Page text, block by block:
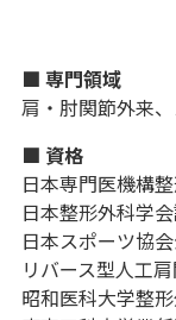
■ 専門領域
肩・肘関節外来
■ 資格
日本専門医機構
日本整形外科学
日本スポーツ協
リバース型人工
昭和医科大学整